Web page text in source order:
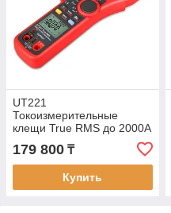
UT221
Токоизмерительные
клещи True RMS до 2000А
мультиметра. Внесены в
реестр СИ РК
179 800 ₸
Купить